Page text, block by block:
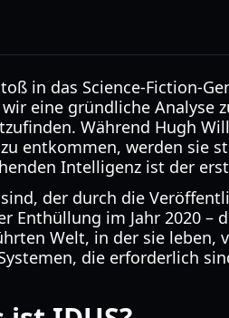
in das Science-Fiction-
eine gründliche Analyse
Während Hugh
entkommen, werden sie
Intelligenz ist der
der durch die
Enthüllung im Jahr 2020 –
Welt, in der sie leben,
die erforderlich